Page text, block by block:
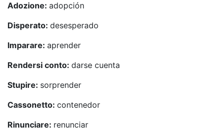
Adozione: adopción
Disperato: desesperado
Imparare: aprender
Rendersi conto: darse cuenta
Stupire: sorprender
Cassonetto: contenedor
Rinunciare: renunciar